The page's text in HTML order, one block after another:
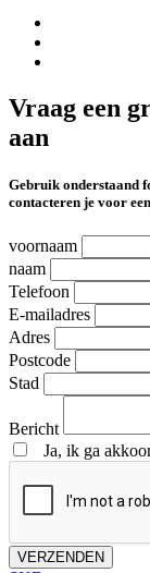
Vraag een
aan
Gebruik onderstaand
contacteren je voor
voornaam
naam
Telefoon
E-mailadres
Adres
Postcode
Stad
Bericht
Ja, ik ga
VERZENDEN